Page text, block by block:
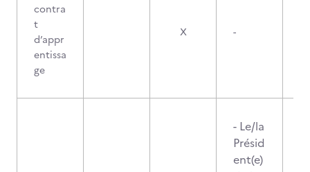
contra
t
d’appr
entissa
ge
X -
- Le/la
Présid
ent(e)